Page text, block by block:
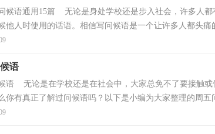
候语通用15篇 无论是身处学校还是步入社会，许多人
他人时使用的话语。相信写问候语是一个让许多人都头痛
语
语 无论是在学校还是在社会中，大家总免不了要接触
你有真正了解过问候语吗？以下是小编为大家整理的周五